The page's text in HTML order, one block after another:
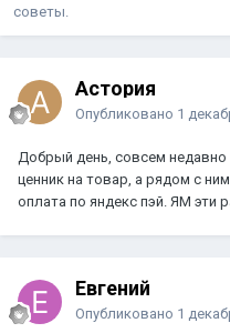
советы.
Астория
Опубликовано 1
Добрый день, совсем
ценник на товар, а рядом с
оплата по яндекс пэй. ЯМ эти
Евгений
Опубликовано 1